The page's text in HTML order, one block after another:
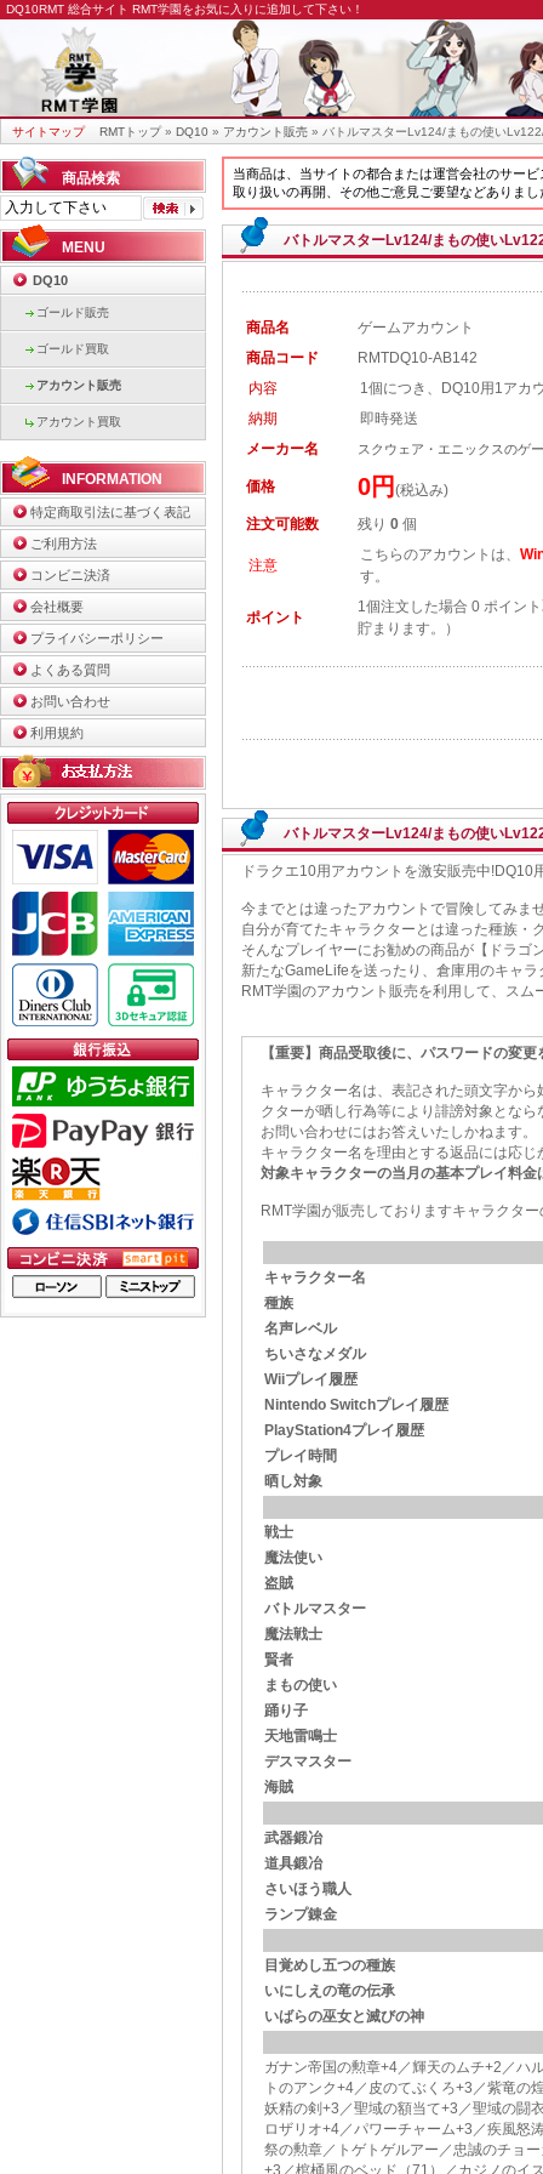
DQ10RMT 総合サイト RMT学園をお気に入りに追加して下さい！
サイトマップ RMTトップ» DQ10 » アカウント販売 » バトルマスターLv124/まもの使い
商品検索
MENU
DQ10
ゴールド販売
ゴールド買取
アカウント販売
アカウント買取
INFORMATION
特定商取引法に基づく表記
ご利用方法
コンビニ決済
会社概要
プライバシーポリシー
よくある質問
お問い合わせ
利用規約
当商品は、当サイトの都合または運営会社のサー
取り扱いの再開、その他ご意見ご要望などありま
バトルマスターLv124/まもの使い
商品名
ゲームアカウント
商品コード
RMTDQ10-AB142
内容
1個につき、DQ10用1アカ
納期
即時発送
メーカー名
スクウェア・エニックスのゲ
価格 0円 (税込み)
注文可能数
残り 0 個
注意
こちらのアカウントは、
す。
ポイント
1個注文した場合 0 ポイン
貯まります。）
バトルマスターLv124/まもの使い
ドラクエ10用アカウントを激安販売中
今までとは違ったアカウントで冒険してみま
自分が育てたキャラクターとは違った種族・
そんなプレイヤーにお勧めの商品が【ドラゴ
新たなGameLifeを送ったり、倉庫用のキャ
RMT学園のアカウント販売を利用して、ス
【重要】商品受取後に、パスワードの変
キャラクター名は、表記された頭文字か
クターが晒し行為等により誹謗対象とな
お問い合わせにはお答えいたしかねます。
キャラクター名を理由とする返品には応
対象キャラクターの当月の基本プレイ料
RMT学園が販売しておりますキャラクタ
キャラクター名
種族
名声レベル
ちいさなメダル
Wiiプレイ履歴
Nintendo Switchプレイ履歴
PlayStation4プレイ履歴
プレイ時間
晒し対象
戦士
魔法使い
盗賊
バトルマスター
魔法戦士
賢者
まもの使い
踊り子
天地雷鳴士
デスマスター
海賊
武器鍛冶
道具鍛冶
さいほう職人
ランプ錬金
目覚めし五つの種族
いにしえの竜の伝承
いばらの巫女と滅びの神
ガナン帝国の勲章+4／輝天のムチ+2／ハ
トのアンク+4／皮のてぶくろ+3／紫竜の
妖精の剣+3／聖域の額当て+3／聖域の闘
ロザリオ+4／パワーチャーム+3／疾風怒
祭の勲章／トゲトゲルアー／忠誠のチョ
+3／棺桶風のベッド（71）／カジノのイ